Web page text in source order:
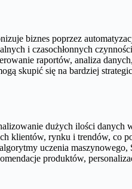
biznes poprzez
i czasochłonnych
raportów, analiza
skupić się na bardziej
dużych ilości danych
klientów, rynku i trendów, co
uczenia
produktów,